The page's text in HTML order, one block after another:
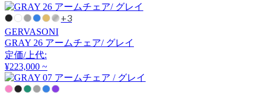
ボガーツ・ラベル
by interiors
バイインテリアズ
+3
GERVASONI
GRAY 26 アームチェア/ グレイ
定価/上代:
¥223,000 ~